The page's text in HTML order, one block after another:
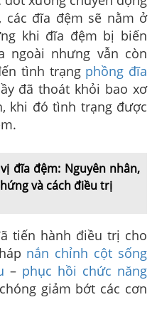
các đĩa đệm sẽ nằm ở
khi đĩa đệm bị biến
ngoài nhưng vẫn còn
tình trạng phồng đĩa
đã thoát khỏi bao xơ
khi đó tình trạng được
đĩa đệm: Nguyên nhân,
và cách điều trị
tiến hành điều trị cho
nắn chỉnh cột sống
– phục hồi chức năng
giảm bớt các cơn